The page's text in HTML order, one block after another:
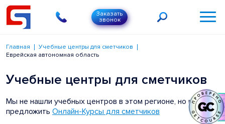
Заказать
звонок
Главная
Учебные центры для сметчиков
Еврейская автономная область
Учебные центры для сметчиков
Мы не нашли учебных центров в этом регионе, но можем
предложить Онлайн-Курсы для сметчиков